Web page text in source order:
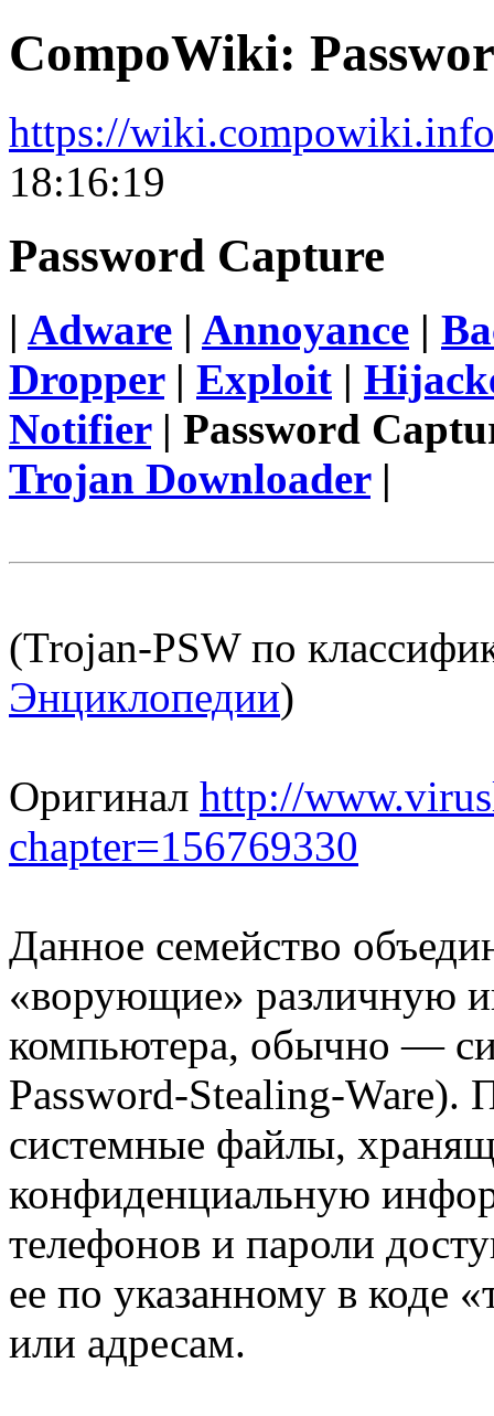
CompoWiki:
https://wiki.compowiki.info
18:16:19
Password Capture
| Adware | Annoyance |
Dropper| Exploit |
Notifier| Password
Trojan Downloader|
(Trojan-PSW по
Энциклопедии)
Оригинал http://
chapter=156769330
Данное семейство
«ворующие» различную
компьютера, обычно —
Password-Stealing-Ware).
сиcтемные файлы,
конфиденциальную
телефонов и пароли
ее по указанному в коде
или адресам.